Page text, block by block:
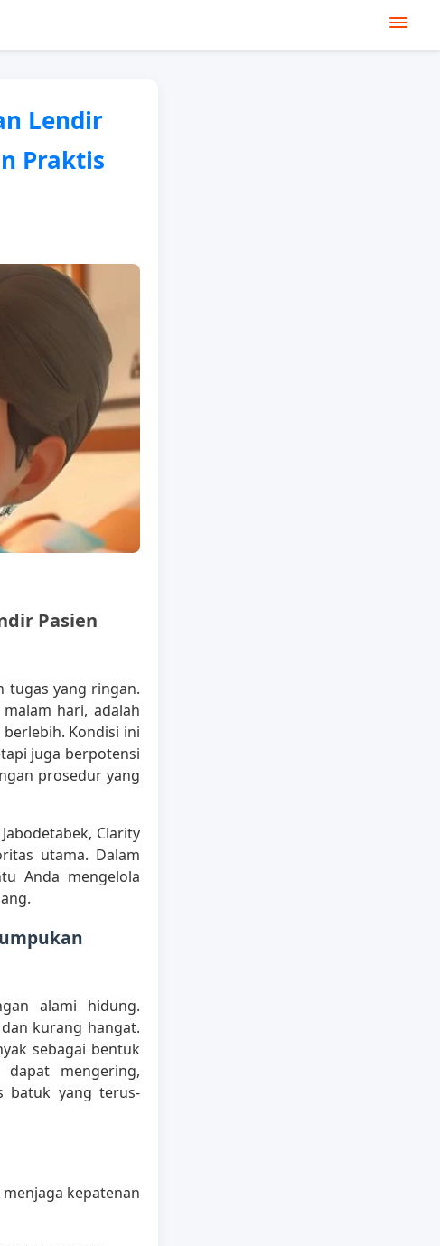
Lendir
Praktis
Pasien
tugas yang ringan.
hari, adalah
Kondisi ini
juga berpotensi
prosedur yang
Clarity
utama. Dalam
Anda mengelola
alami hidung.
kurang hangat.
sebagai bentuk
mengering,
batuk yang terus-
kepatenan